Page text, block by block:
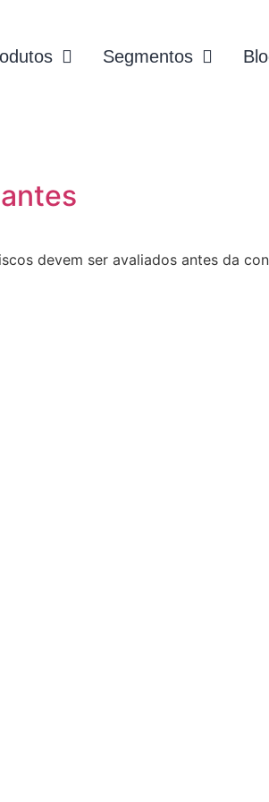
Segmentos
devem ser avaliados antes da